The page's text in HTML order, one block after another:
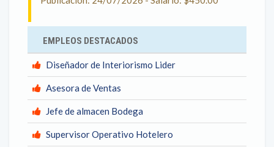
EMPLEOS DESTACADOS
Diseñador de Interiorismo Lider
Asesora de Ventas
Jefe de almacen Bodega
Supervisor Operativo Hotelero